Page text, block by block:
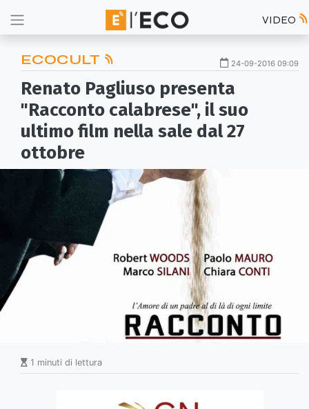
VIDEO
ECOCULT 24-09-2016 09:09
Renato Pagliuso presenta
"Racconto calabrese", il suo
ultimo film nella sale dal 27
ottobre
1 minuti di lettura